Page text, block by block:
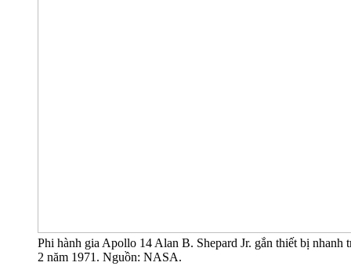
Phi hành gia Apollo 14 Alan B. Shepard Jr. gắn thiết bị nhanh
2 năm 1971. Nguồn: NASA.